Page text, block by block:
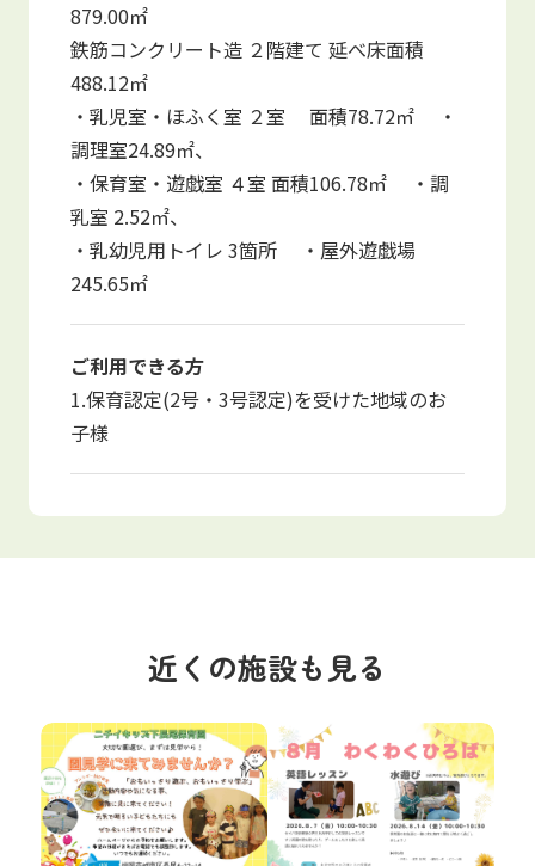
879.00㎡
鉄筋コンクリート造 ２階建て 延べ床面積
488.12㎡
・乳児室・ほふく室 ２室 面積78.72㎡ ・
調理室24.89㎡、
・保育室・遊戯室 ４室 面積106.78㎡ ・調
乳室 2.52㎡、
・乳幼児用トイレ 3箇所 ・屋外遊戯場
245.65㎡
ご利用できる方
1.保育認定(2号・3号認定)を受けた地域のお
子様
近くの施設も見る